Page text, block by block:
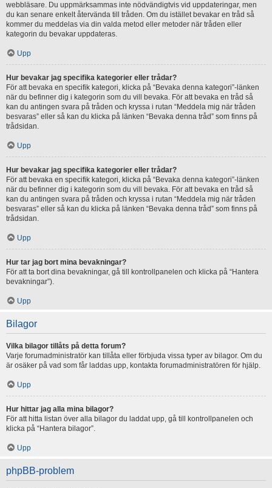
webbläsare. Du uppmärksammas inte nödvändigtvis vid uppdateringar, men
du kan senare enkelt återvända till tråden. Om du istället bevakar en tråd så
kommer du meddelas via din valda metod eller metoder när tråden eller
kategorin du bevakar uppdateras.
Upp
Hur bevakar jag specifika kategorier eller trådar?
För att bevaka en specifik kategori, klicka på “Bevaka denna kategori”-länken
när du befinner dig i kategorin som du vill bevaka. För att bevaka en tråd så
kan du antingen svara på tråden och kryssa i rutan “Meddela mig när tråden
besvaras” eller så kan du klicka på länken “Bevaka denna tråd” som finns på
trådsidan.
Upp
Hur bevakar jag specifika kategorier eller trådar?
För att bevaka en specifik kategori, klicka på “Bevaka denna kategori”-länken
när du befinner dig i kategorin som du vill bevaka. För att bevaka en tråd så
kan du antingen svara på tråden och kryssa i rutan “Meddela mig när tråden
besvaras” eller så kan du klicka på länken “Bevaka denna tråd” som finns på
trådsidan.
Upp
Hur tar jag bort mina bevakningar?
För att ta bort dina bevakningar, gå till kontrollpanelen och klicka på “Hantera
bevakningar”).
Upp
Bilagor
Vilka bilagor tillåts på detta forum?
Varje forumadministratör kan tillåta eller förbjuda vissa typer av bilagor. Om du
är osäker på vad som får laddas upp, kontakta forumadministratören för hjälp.
Upp
Hur hittar jag alla mina bilagor?
För att hitta listan över alla bilagor du laddat upp, gå till kontrollpanelen och
klicka på “Hantera bilagor”.
Upp
phpBB-problem